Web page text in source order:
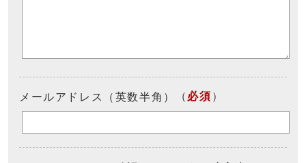
メールアドレス（英数半角） （ 必須 ）